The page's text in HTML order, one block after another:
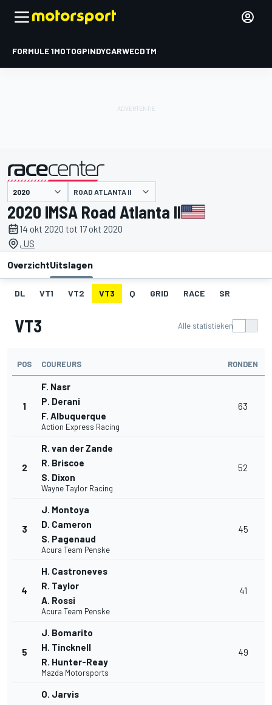
FORMULE 1MOTOGPINDYCARWECDTM
gepresenteerd door ROAD ATLANTA II
2020 IMSA Road Atlanta II
14 okt 2020 tot 17 okt 2020
, US
OverzichtUitslagen
DL VT1 VT2 VT3 Q GRID RACE SR
VT3 Alle statistieken
POS COUREURS RONDEN
1
F. Nasr
P. Derani
F. Albuquerque
Action Express Racing
63
2
R. van der Zande
R. Briscoe
S. Dixon
Wayne Taylor Racing
52
3
J. Montoya
D. Cameron
S. Pagenaud
Acura Team Penske
45
4
H. Castroneves
R. Taylor
A. Rossi
Acura Team Penske
41
5
J. Bomarito
H. Tincknell
R. Hunter-Reay
Mazda Motorsports
49
O. Jarvis